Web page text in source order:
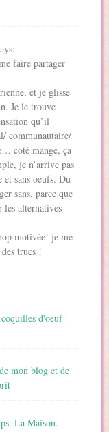
faire partager
et je glisse
Je le trouve
qu’il
communautaire/
coté mangé, ça
je n’arrive pas
et sans oeufs. Du
sans, parce que
les alternatives
motivée! je me
trucs !
d'oeuf |
mon blog et de
La Maison.